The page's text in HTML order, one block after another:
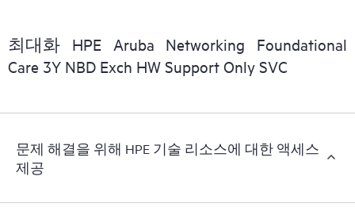
최대화 HPE Aruba Networking Foundational
Care 3Y NBD Exch HW Support Only SVC
문제 해결을 위해 HPE 기술 리소스에 대한 액세스
제공